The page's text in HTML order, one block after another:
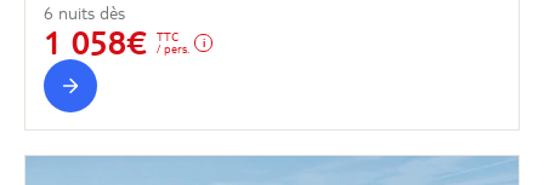
6 nuits dès
1 058€
TTC
/ pers.